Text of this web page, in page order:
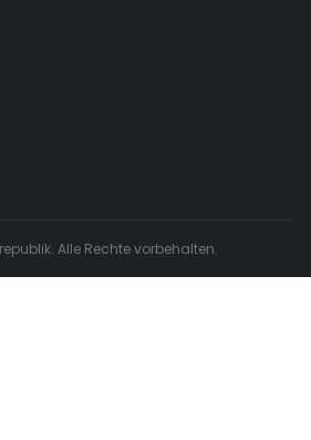
Alle Rechte vorbehalten.